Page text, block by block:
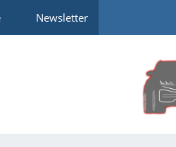
Newsletter